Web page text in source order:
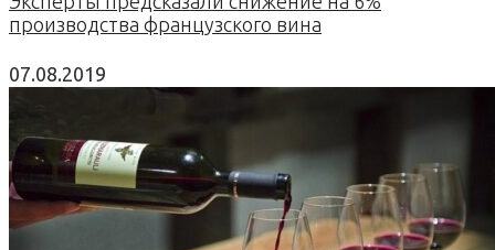
производства французского вина
07.08.2019